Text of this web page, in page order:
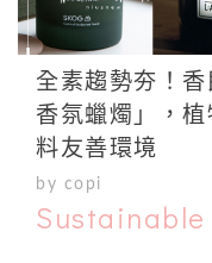
全素趨勢夯！
香氛蠟燭」，
料友善環境
by copi
Sustainable